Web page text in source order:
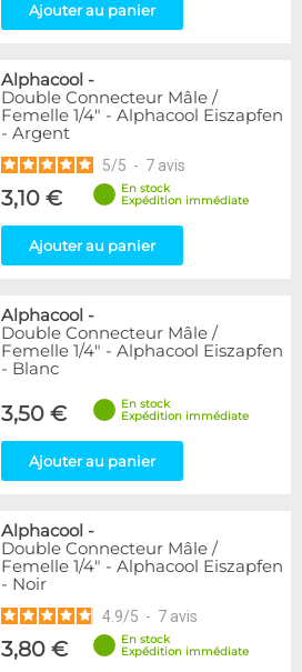
Ajouter au panier
Alphacool -
Double Connecteur Mâle /
Femelle 1/4" - Alphacool Eiszapfen
- Argent
5/5 - 7 avis
3,10 €
En stock
Expédition immédiate
Ajouter au panier
Alphacool -
Double Connecteur Mâle /
Femelle 1/4" - Alphacool Eiszapfen
- Blanc
3,50 €
En stock
Expédition immédiate
Ajouter au panier
Alphacool -
Double Connecteur Mâle /
Femelle 1/4" - Alphacool Eiszapfen
- Noir
4.9/5 - 7 avis
3,80 €
En stock
Expédition immédiate